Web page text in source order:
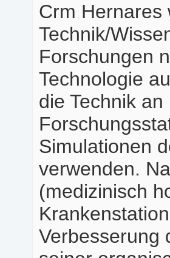
Crm Hernares
Technik/
Forschungen
Technologie
die Technik
Simulationen
verwenden.
(medizinisch
Verbesserung